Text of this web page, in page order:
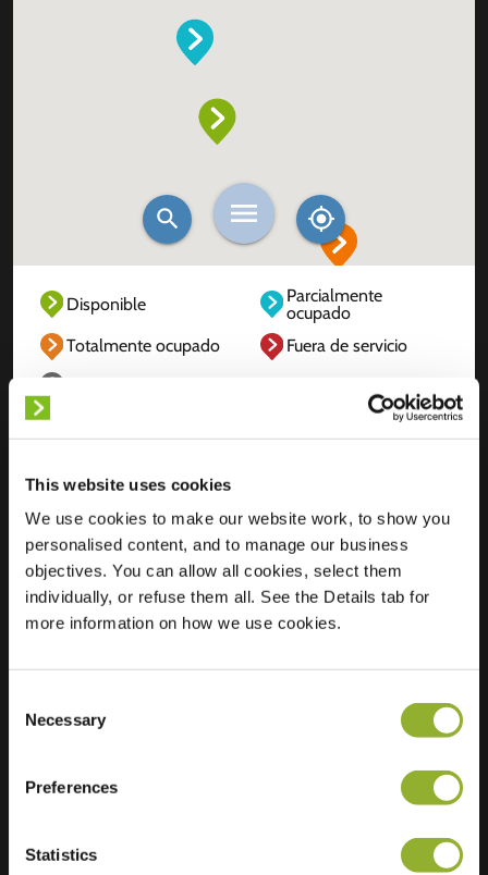
This website uses cookies
We use cookies to make our website work, to show you
personalised content, and to manage our business
objectives. You can allow all cookies, select them
individually, or refuse them all. See the Details tab for
more information on how we use cookies.
Selection
Necessary
Preferences
Statistics
Disponible
Parcialmente
ocupado
Totalmente ocupado
Fuera de servicio
Ubicación
Palmedreef 27
6716 HA Ede
Países Bajos
Regular Charging 2 of 2 available